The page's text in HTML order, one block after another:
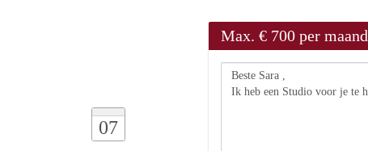
07
Max. € 700 per maand